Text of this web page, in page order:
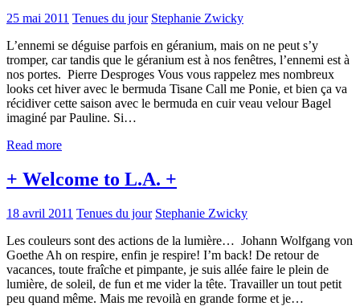
25 mai 2011 Tenues du jour Stephanie Zwicky
L’ennemi se déguise parfois en géranium, mais on ne peut s’y
tromper, car tandis que le géranium est à nos fenêtres, l’ennemi est à
nos portes. Pierre Desproges Vous vous rappelez mes nombreux
looks cet hiver avec le bermuda Tisane Call me Ponie, et bien ça va
récidiver cette saison avec le bermuda en cuir veau velour Bagel
imaginé par Pauline. Si…
Read more
+ Welcome to L.A. +
18 avril 2011 Tenues du jour Stephanie Zwicky
Les couleurs sont des actions de la lumière… Johann Wolfgang von
Goethe Ah on respire, enfin je respire! I’m back! De retour de
vacances, toute fraîche et pimpante, je suis allée faire le plein de
lumière, de soleil, de fun et me vider la tête. Travailler un tout petit
peu quand même. Mais me revoilà en grande forme et je…